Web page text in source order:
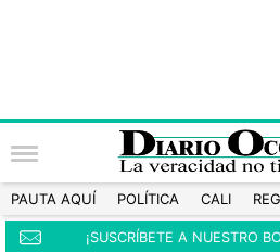
PAUTA AQUÍ POLÍTICA CALI
¡SUSCRÍBETE A NUESTRO